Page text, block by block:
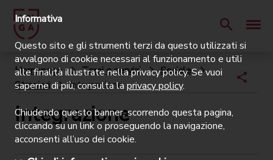
Homepage Temi e servizi
Sociale
Stranieri
Integrazione
Integrazione
Informativa
Questo sito e gli strumenti terzi da questo utilizzati si
avvalgono di cookie necessari al funzionamento e utili
alle finalità illustrate nella privacy policy. Se vuoi
saperne di più, consulta la privacy policy.
Chiudendo questo banner, scorrendo questa pagina,
cliccando su un link o proseguendo la navigazione,
acconsenti all’uso dei cookie.